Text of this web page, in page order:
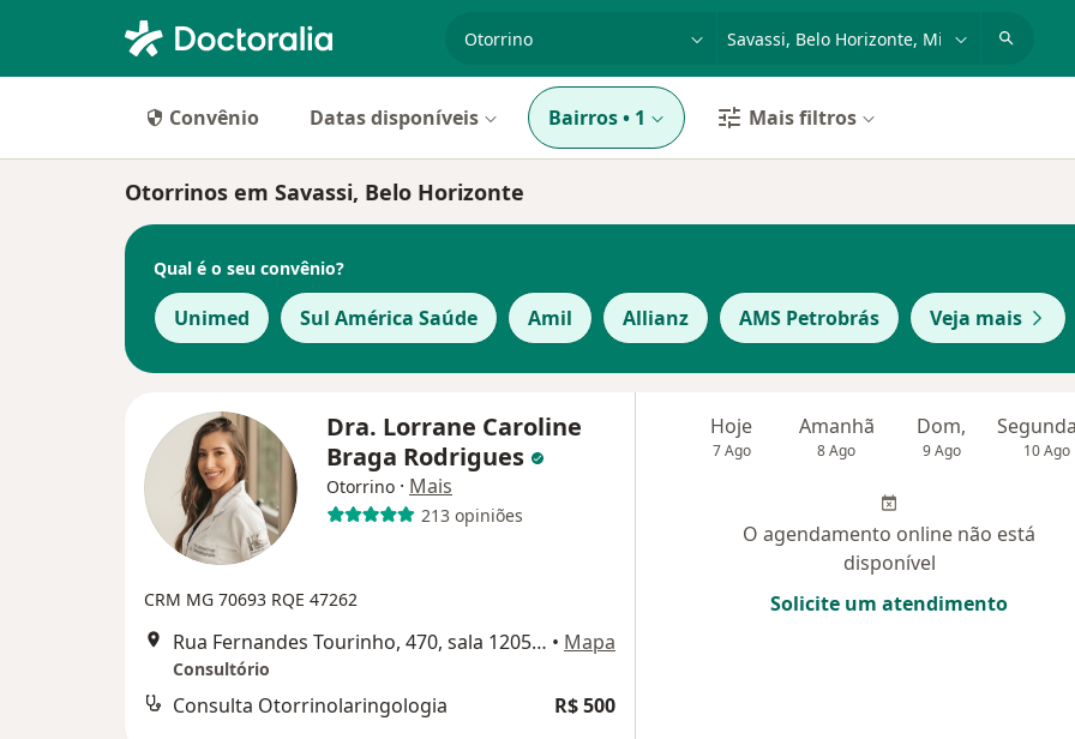
Convênio Datas disponíveis Bairros• 1 Mais filtros
Otorrinos em Savassi, Belo Horizonte
Qual é o seu convênio?
Unimed Sul América Saúde Amil Allianz AMS Petrobrás Veja mais
Dra. Lorrane Caroline
Braga Rodrigues
Otorrino · Mais
213 opiniões
CRM MG 70693 RQE 47262
Rua Fernandes Tourinho, 470, sala 1205, Belo Horizonte • Mapa
Consultório
Consulta Otorrinolaringologia R$ 500
Hoje
7 Ago
Amanhã
8 Ago
Dom,
9 Ago 10 Ago
O agendamento online não está
disponível
Solicite um atendimento